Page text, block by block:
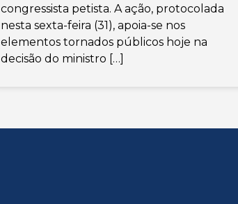
congressista petista. A ação, protocolada
nesta sexta-feira (31), apoia-se nos
elementos tornados públicos hoje na
decisão do ministro […]